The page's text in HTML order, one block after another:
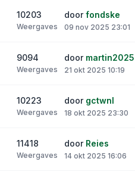
10203
Weergaves
doorfondske
09 nov 2025 23:01
9094
Weergaves
door martin2025
21 okt 2025 10:19
10223
Weergaves
door gctwnl
18 okt 2025 23:30
11418
Weergaves
door Reies
14 okt 2025 16:06